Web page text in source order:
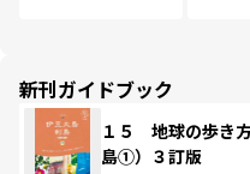
新刊ガイドブック
１５ 地球の歩き
島①）３訂版